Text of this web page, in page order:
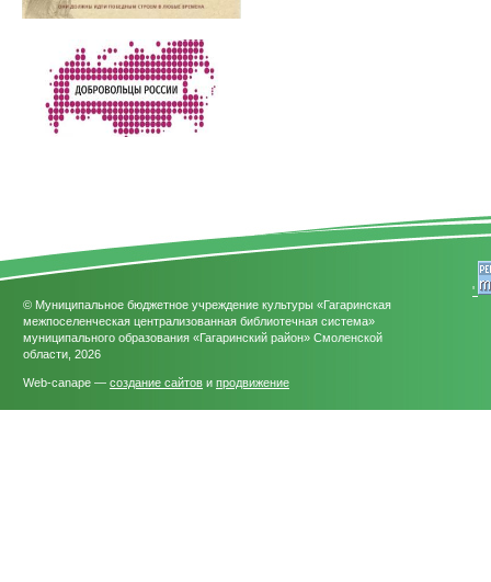
© Муниципальное бюджетное учреждение культуры «Гагаринская
межпоселенческая централизованная библиотечная система»
муниципального образования «Гагаринский район» Смоленской
области, 2026
Web-canape — создание сайтов и продвижение
'